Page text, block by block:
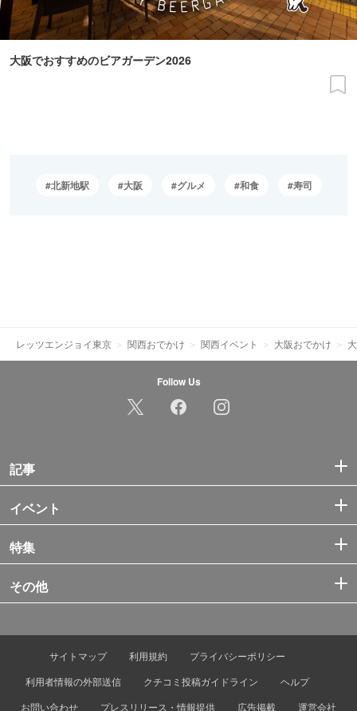
大阪でおすすめのビアガーデン2026
北新地駅 大阪 グルメ 和食 寿司
レッツエンジョイ東京 関西おでかけ 関西イベント 大阪おでかけ
Follow Us
記事
イベント
特集
その他
サイトマップ 利用規約
プライバシーポリシー
利用者情報の外部送信
クチコミ投稿ガイドライン
ヘルプ
お問い合わせ
プレスリリース・情報提供 広告掲載 運営会社